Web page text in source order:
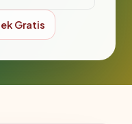
Gratis